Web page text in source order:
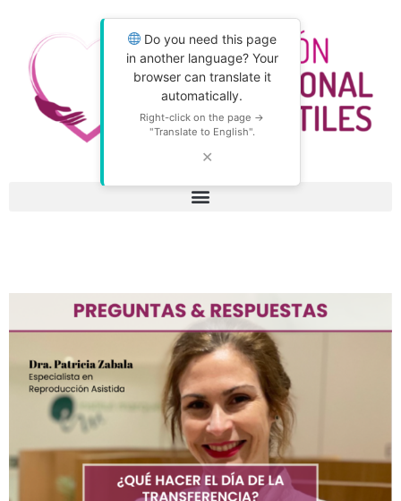
Do you need this page
in another language? Your
browser can translate it
automatically.
Right-click on the page →
"Translate to English".
✕